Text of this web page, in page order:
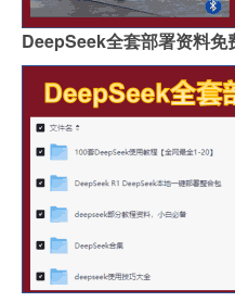
DeepSeek全套部署资料免